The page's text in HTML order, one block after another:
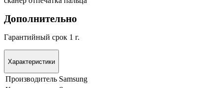
Дополнительно
Гарантийный срок 1 г.
Характеристики
Производитель Samsung